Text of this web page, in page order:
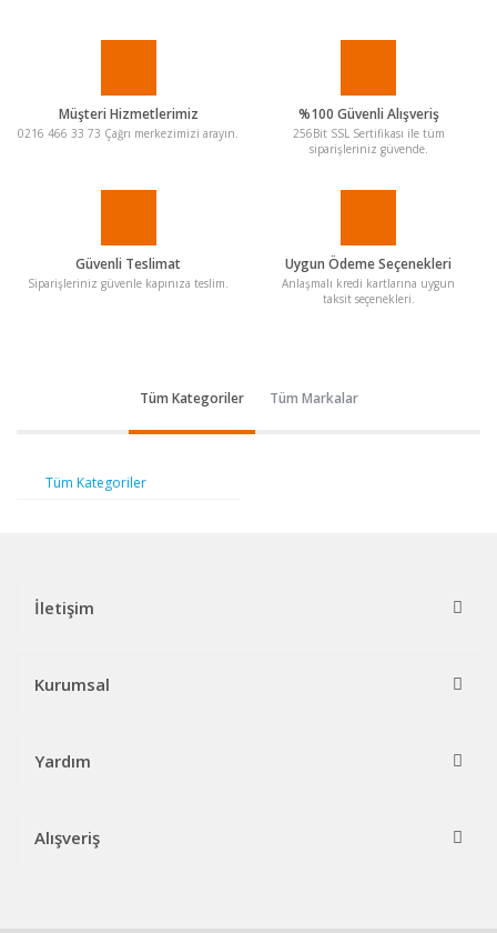
Müşteri Hizmetlerimiz
0216 466 33 73 Çağrı merkezimizi arayın.
%100 Güvenli Alışveriş
256Bit SSL Sertifikası ile tüm
siparişleriniz güvende.
Güvenli Teslimat
Siparişleriniz güvenle kapınıza teslim.
Uygun Ödeme Seçenekleri
Anlaşmalı kredi kartlarına uygun
taksit seçenekleri.
Tüm Kategoriler Tüm Markalar
Tüm Kategoriler
İletişim
Kurumsal
Yardım
Alışveriş